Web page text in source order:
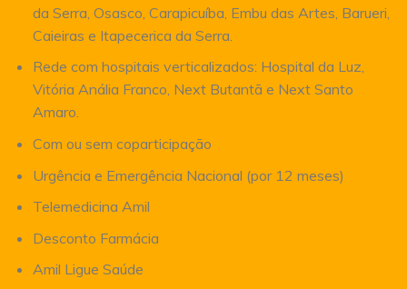
da Serra, Osasco, Carapicuíba, Embu das Artes, Barueri,
Caieiras e Itapecerica da Serra.
Rede com hospitais verticalizados: Hospital da Luz,
Vitória Anália Franco, Next Butantã e Next Santo
Amaro.
Com ou sem coparticipação
Urgência e Emergência Nacional (por 12 meses)
Telemedicina Amil
Desconto Farmácia
Amil Ligue Saúde